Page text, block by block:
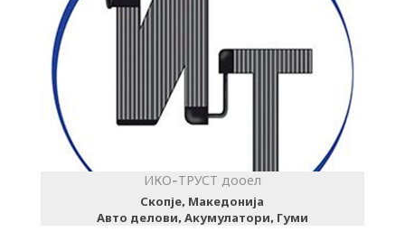
ИКО-ТРУСТ дооел
Скопје, Македонија
Авто делови, Акумулатори, Гуми